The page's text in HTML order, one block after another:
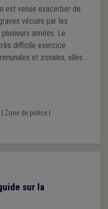
est venue exacerber de
vécues par les
années. Le
difficile exercice
et zonales, elles
fédérales ne
du pays.
Zone de police
sur la